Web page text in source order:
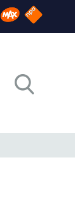
Omroep MAX
NPO